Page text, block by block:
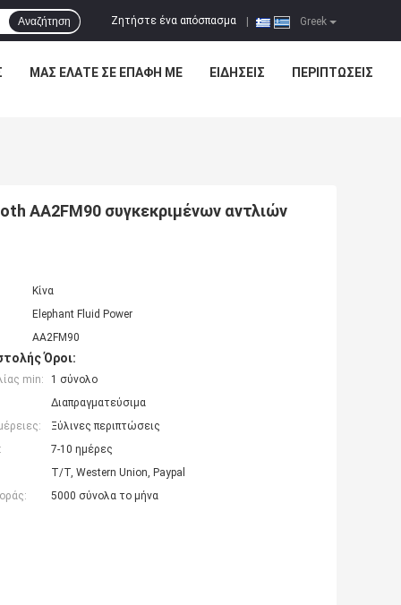
Greek
Ζητήστε ένα απόσπασμα
Αναζήτηση
ΜΑΣ ΕΛΆΤΕ ΣΕ ΕΠΑΦΉ ΜΕ ΕΙΔΉΣΕΙΣ ΠΕΡΙΠΤΏΣΕΙΣ
AA2FM90 συγκεκριμένων αντλιών
Κίνα
Elephant Fluid Power
AA2FM90
Όροι:
min:
1 σύνολο
Διαπραγματεύσιμα
Ξύλινες περιπτώσεις
7-10 ημέρες
T/T, Western Union, Paypal
5000 σύνολα το μήνα